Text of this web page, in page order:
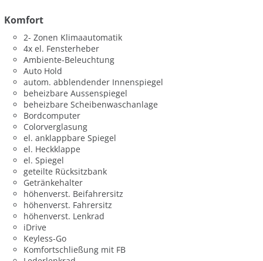
Komfort
2- Zonen Klimaautomatik
4x el. Fensterheber
Ambiente-Beleuchtung
Auto Hold
autom. abblendender Innenspiegel
beheizbare Aussenspiegel
beheizbare Scheibenwaschanlage
Bordcomputer
Colorverglasung
el. anklappbare Spiegel
el. Heckklappe
el. Spiegel
geteilte Rücksitzbank
Getränkehalter
höhenverst. Beifahrersitz
höhenverst. Fahrersitz
höhenverst. Lenkrad
iDrive
Keyless-Go
Komfortschließung mit FB